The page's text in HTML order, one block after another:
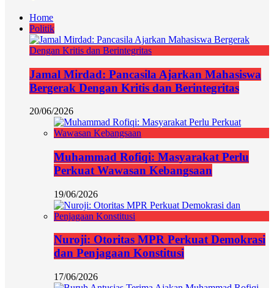
Home
Politik
Jamal Mirdad: Pancasila Ajarkan Mahasiswa
Bergerak Dengan Kritis dan Berintegritas
20/06/2026
Muhammad Rofiqi: Masyarakat Perlu
Perkuat Wawasan Kebangsaan
19/06/2026
Nuroji: Otoritas MPR Perkuat Demokrasi
dan Penjagaan Konstitusi
17/06/2026